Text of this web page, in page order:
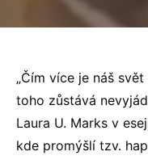
„Čím více je náš
toho zůstává
Laura U. Marks v
kde promýšlí tzv.